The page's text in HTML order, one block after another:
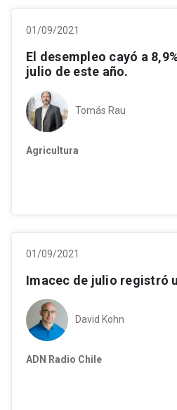
01/09/2021
El desempleo cayó a
julio de este año.
Tomás Rau
Agricultura
01/09/2021
Imacec de julio registró
David Kohn
ADN Radio Chile